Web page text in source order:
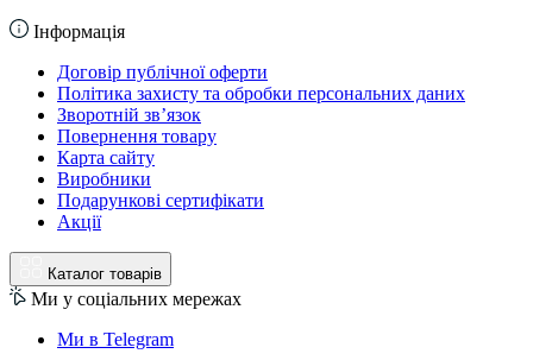
Інформація
Договір публічної оферти
Політика захисту та обробки персональних даних
Зворотній зв’язок
Повернення товару
Карта сайту
Виробники
Подарункові сертифікати
Акції
Каталог товарів
Ми у соціальних мережах
Ми в Telegram